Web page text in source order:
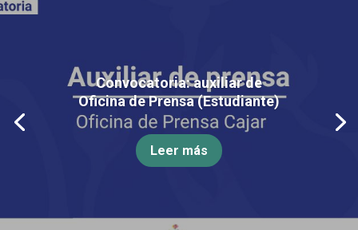
Convocatoria: auxiliar de
Oficina de Prensa (Estudiante)
Leer más